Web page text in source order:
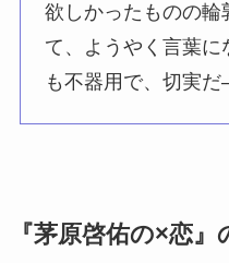
欲しかったものの輪
て、ようやく言葉に
も不器用で、切実
『茅原啓佑の×恋